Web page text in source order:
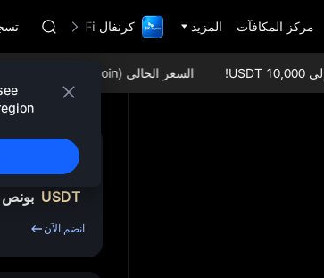
مركز المكافآت المزيد كرنفال TradFi مع 1,000,000$
SPCX
مستقبل Unitree مباشر الآن
UNITREE
مستقبل Unitree مباشر الآن
السعر الحالي USDC (USDCoin):
اشترك
يصل إلى
USDT بونص
انضم الآن